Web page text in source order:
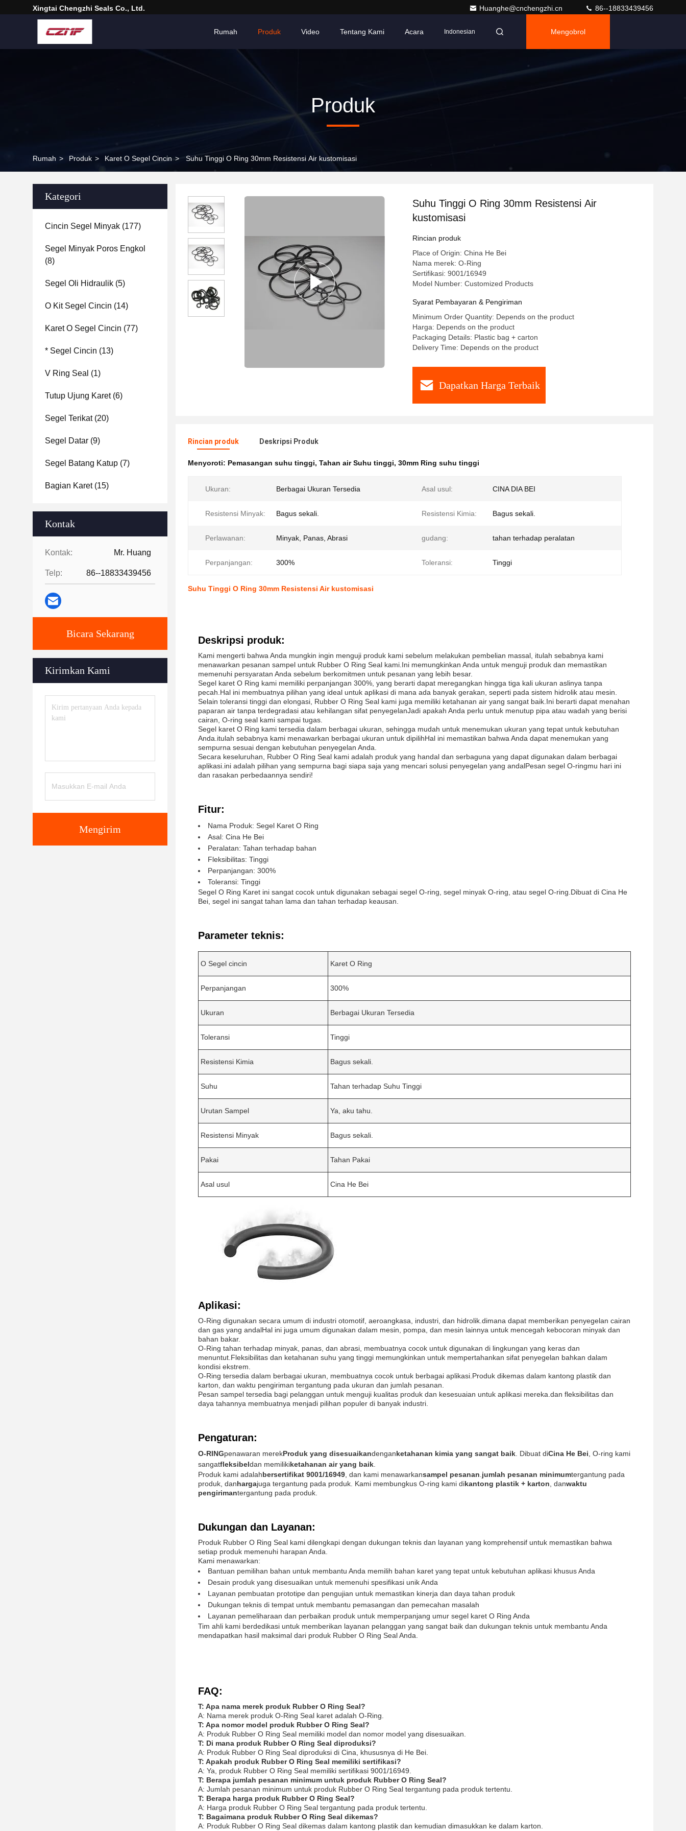
Xingtai Chengzhi Seals Co., Ltd. Huanghe@cnchengzhi.cn 86--18833439456
Rumah Produk Video Tentang Kami Acara Indonesian Mengobrol
Produk
Rumah > Produk > Karet O Segel Cincin > Suhu Tinggi O Ring 30mm Resistensi Air kustomisasi
Kategori
Cincin Segel Minyak (177)
Segel Minyak Poros Engkol
(8)
Segel Oli Hidraulik (5)
O Kit Segel Cincin (14)
Karet O Segel Cincin (77)
* Segel Cincin (13)
V Ring Seal (1)
Tutup Ujung Karet(6)
Segel Terikat(20)
Segel Datar (9)
Segel Batang Katup (7)
Bagian Karet(15)
Kontak
Kontak: Mr. Huang
Telp: 86--18833439456
Bicara Sekarang
Kirimkan Kami
Mengirim
Suhu Tinggi O Ring 30mm Resistensi Air
kustomisasi
Rincian produk
Place of Origin: China He Bei
Nama merek: O-Ring
Sertifikasi: 9001/16949
Model Number: Customized Products
Syarat Pembayaran & Pengiriman
Minimum Order Quantity: Depends on the product
Harga: Depends on the product
Packaging Details: Plastic bag + carton
Delivery Time: Depends on the product
Dapatkan Harga Terbaik
Rincian produk Deskripsi Produk
Menyoroti: Pemasangan suhu tinggi, Tahan air Suhu tinggi, 30mm Ring suhu tinggi
Ukuran: Berbagai Ukuran Tersedia Asal usul: CINA DIA BEI
Resistensi Minyak: Bagus sekali. Resistensi Kimia: Bagus sekali.
Perlawanan: Minyak, Panas, Abrasi gudang: tahan terhadap peralatan
Perpanjangan: 300% Toleransi: Tinggi
Suhu Tinggi O Ring 30mm Resistensi Air kustomisasi
Deskripsi produk:
Kami mengerti bahwa Anda mungkin ingin menguji produk kami sebelum melakukan pembelian massal, itulah sebabnya kami
menawarkan pesanan sampel untuk Rubber O Ring Seal kami.Ini memungkinkan Anda untuk menguji produk dan memastikan
memenuhi persyaratan Anda sebelum berkomitmen untuk pesanan yang lebih besar.
Segel karet O Ring kami memiliki perpanjangan 300%, yang berarti dapat meregangkan hingga tiga kali ukuran aslinya tanpa
pecah.Hal ini membuatnya pilihan yang ideal untuk aplikasi di mana ada banyak gerakan, seperti pada sistem hidrolik atau mesin.
Selain toleransi tinggi dan elongasi, Rubber O Ring Seal kami juga memiliki ketahanan air yang sangat baik.Ini berarti dapat menahan
paparan air tanpa terdegradasi atau kehilangan sifat penyegelanJadi apakah Anda perlu untuk menutup pipa atau wadah yang berisi
cairan, O-ring seal kami sampai tugas.
Segel karet O Ring kami tersedia dalam berbagai ukuran, sehingga mudah untuk menemukan ukuran yang tepat untuk kebutuhan
Anda.itulah sebabnya kami menawarkan berbagai ukuran untuk dipilihHal ini memastikan bahwa Anda dapat menemukan yang
sempurna sesuai dengan kebutuhan penyegelan Anda.
Secara keseluruhan, Rubber O Ring Seal kami adalah produk yang handal dan serbaguna yang dapat digunakan dalam berbagai
aplikasi.ini adalah pilihan yang sempurna bagi siapa saja yang mencari solusi penyegelan yang andalPesan segel O-ringmu hari ini
dan rasakan perbedaannya sendiri!
Fitur:
Nama Produk: Segel Karet O Ring
Asal: Cina He Bei
Peralatan: Tahan terhadap bahan
Fleksibilitas: Tinggi
Perpanjangan: 300%
Toleransi: Tinggi
Segel O Ring Karet ini sangat cocok untuk digunakan sebagai segel O-ring, segel minyak O-ring, atau segel O-ring.Dibuat di Cina He
Bei, segel ini sangat tahan lama dan tahan terhadap keausan.
Parameter teknis:
O Segel cincin Karet O Ring
Perpanjangan 300%
Ukuran Berbagai Ukuran Tersedia
Toleransi Tinggi
Resistensi Kimia Bagus sekali.
Suhu Tahan terhadap Suhu Tinggi
Urutan Sampel Ya, aku tahu.
Resistensi Minyak Bagus sekali.
Pakai Tahan Pakai
Asal usul Cina He Bei
Aplikasi:
O-Ring digunakan secara umum di industri otomotif, aeroangkasa, industri, dan hidrolik.dimana dapat memberikan penyegelan cairan
dan gas yang andalHal ini juga umum digunakan dalam mesin, pompa, dan mesin lainnya untuk mencegah kebocoran minyak dan
bahan bakar.
O-Ring tahan terhadap minyak, panas, dan abrasi, membuatnya cocok untuk digunakan di lingkungan yang keras dan
menuntut.Fleksibilitas dan ketahanan suhu yang tinggi memungkinkan untuk mempertahankan sifat penyegelan bahkan dalam
kondisi ekstrem.
O-Ring tersedia dalam berbagai ukuran, membuatnya cocok untuk berbagai aplikasi.Produk dikemas dalam kantong plastik dan
karton, dan waktu pengiriman tergantung pada ukuran dan jumlah pesanan.
Pesan sampel tersedia bagi pelanggan untuk menguji kualitas produk dan kesesuaian untuk aplikasi mereka.dan fleksibilitas dan
daya tahannya membuatnya menjadi pilihan populer di banyak industri.
Pengaturan:
O-RINGpenawaran merekProduk yang disesuaikandenganketahanan kimia yang sangat baik . Dibuat diCina He Bei , O-ring kami
sangatfleksibeldan memilikiketahanan air yang baik
Produk kami adalahbersertifikat 9001/16949 , dan kami menawarkansampel pesanan jumlah pesanan minimumtergantung pada
produk, danhargajuga tergantung pada produk. Kami membungkus O-ring kami dikantong plastik + karton , danwaktu
pengirimantergantung pada produk.
Dukungan dan Layanan:
Produk Rubber O Ring Seal kami dilengkapi dengan dukungan teknis dan layanan yang komprehensif untuk memastikan bahwa
setiap produk memenuhi harapan Anda.
Kami menawarkan:
Bantuan pemilihan bahan untuk membantu Anda memilih bahan karet yang tepat untuk kebutuhan aplikasi khusus Anda
Desain produk yang disesuaikan untuk memenuhi spesifikasi unik Anda
Layanan pembuatan prototipe dan pengujian untuk memastikan kinerja dan daya tahan produk
Dukungan teknis di tempat untuk membantu pemasangan dan pemecahan masalah
Layanan pemeliharaan dan perbaikan produk untuk memperpanjang umur segel karet O Ring Anda
Tim ahli kami berdedikasi untuk memberikan layanan pelanggan yang sangat baik dan dukungan teknis untuk membantu Anda
mendapatkan hasil maksimal dari produk Rubber O Ring Seal Anda.
FAQ:
T: Apa nama merek produk Rubber O Ring Seal?
A: Nama merek produk O-Ring Seal karet adalah O-Ring.
T: Apa nomor model produk Rubber O Ring Seal?
A: Produk Rubber O Ring Seal memiliki model dan nomor model yang disesuaikan.
T: Di mana produk Rubber O Ring Seal diproduksi?
A: Produk Rubber O Ring Seal diproduksi di Cina, khususnya di He Bei.
T: Apakah produk Rubber O Ring Seal memiliki sertifikasi?
A: Ya, produk Rubber O Ring Seal memiliki sertifikasi 9001/16949.
T: Berapa jumlah pesanan minimum untuk produk Rubber O Ring Seal?
A: Jumlah pesanan minimum untuk produk Rubber O Ring Seal tergantung pada produk tertentu.
T: Berapa harga produk Rubber O Ring Seal?
A: Harga produk Rubber O Ring Seal tergantung pada produk tertentu.
T: Bagaimana produk Rubber O Ring Seal dikemas?
A: Produk Rubber O Ring Seal dikemas dalam kantong plastik dan kemudian dimasukkan ke dalam karton.